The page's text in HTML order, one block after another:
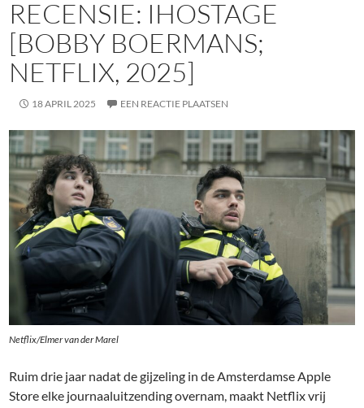
RECENSIE: IHOSTAGE
[BOBBY BOERMANS;
NETFLIX, 2025]
18 APRIL 2025 EEN REACTIE PLAATSEN
Netflix/Elmer van der Marel
Ruim drie jaar nadat de gijzeling in de Amsterdamse Apple
Store elke journaaluitzending overnam, maakt Netflix vrij